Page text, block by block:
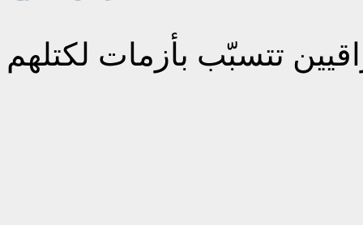
تتسبّب بأزمات لكتلهم